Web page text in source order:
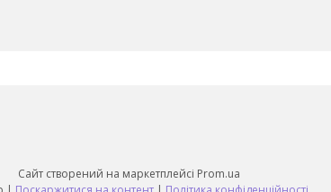
Сайт створений на маркетплейсі Prom.ua